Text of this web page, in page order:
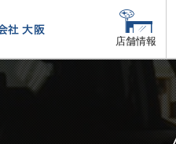
店舗情報
店舗一覧
アップ
ップ一覧
ス・サービス
・サービストップ